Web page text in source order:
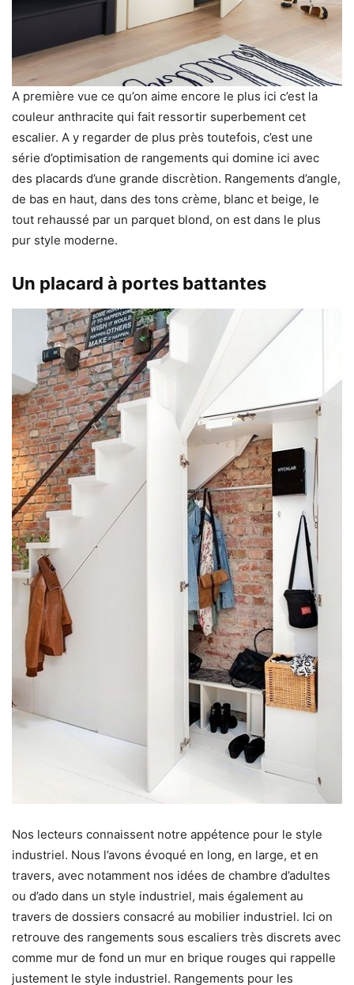
A première vue ce qu’on aime encore le plus ici c’est la
couleur anthracite qui fait ressortir superbement cet
escalier. A y regarder de plus près toutefois, c’est une
série d’optimisation de rangements qui domine ici avec
des placards d’une grande discrètion. Rangements d’angle,
de bas en haut, dans des tons crème, blanc et beige, le
tout rehaussé par un parquet blond, on est dans le plus
pur style moderne.
Un placard à portes battantes
Nos lecteurs connaissent notre appétence pour le style
industriel. Nous l’avons évoqué en long, en large, et en
travers, avec notamment nos idées de chambre d’adultes
ou d’ado dans un style industriel, mais également au
travers de dossiers consacré au mobilier industriel. Ici on
retrouve des rangements sous escaliers très discrets avec
comme mur de fond un mur en brique rouges qui rappelle
justement le style industriel. Rangements pour les